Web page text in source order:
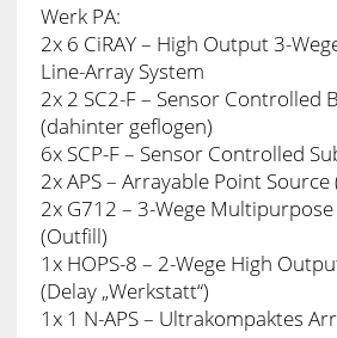
Werk PA:
2x 6 CiRAY – High Output 3-
Line-Array System
2x 2 SC2-F – Sensor Controlled
(dahinter geflogen)
6x SCP-F – Sensor Controlled
2x APS – Arrayable Point Source
2x G712 – 3-Wege
(Outfill)
1x HOPS-8 – 2-Wege High
(Delay „Werkstatt“)
1x 1 N-APS – Ultrakompaktes